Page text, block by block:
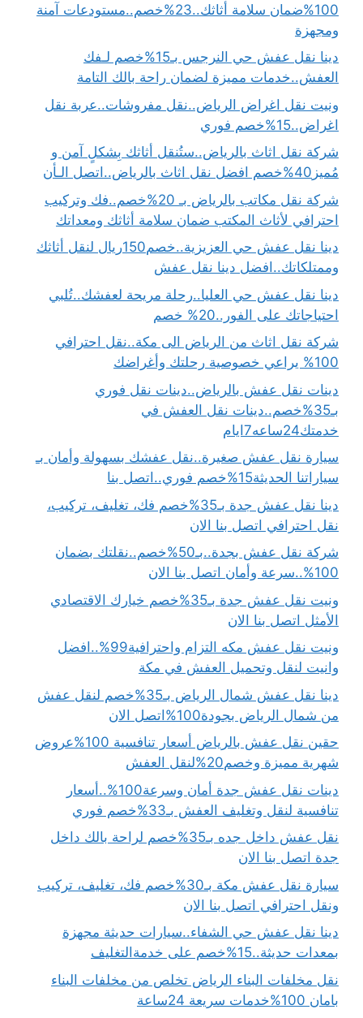
100%ضمان سلامة أثاثك..23%خصم..مستودعات آمنة
ومجهزة
دينا نقل عفش حي النرجس بـ15%خصم لـفك
العفش..خدمات مميزة لضمان راحة بالك التامة
ونيت نقل اغراض الرياض..نقل مفروشات..عربة نقل
اغراض..15%خصم فوري
شركة نقل اثاث بالرياض..ستُنقل أثاثك بِشكلٍ آمن و
مُميز40%خصم افضل نقل اثاث بالرياض..اتصل الـأن
شركة نقل مكاتب بالرياض بـ 20%خصم..فك وتركيب
احترافي لأثاث المكتب ضمان سلامة أثاثك ومعداتك
دينا نقل عفش حي العزيزية..خصم150ريال لنقل أثاثك
وممتلكاتك..افضل دينا نقل عفش
دينا نقل عفش حي العليا..رحلة مريحة لعفشك..تُلبي
احتياجاتك على الفور..20% خصم
شركة نقل اثاث من الرياض الى مكة..نقل احترافي
100% يراعي خصوصية رحلتك وأغراضك
دينات نقل عفش بالرياض..دينات نقل فوري
بـ35%خصم..دينات نقل العفش في
خدمتك24ساعه7ايام
سيارة نقل عفش صغيرة..نقل عفشك بسهولة وأمان بـ
سياراتنا الحديثة15%خصم فوري..اتصل بنا
دينا نقل عفش جدة بـ35%خصم فك، تغليف، تركيب،
نقل احترافي اتصل بنا الان
شركة نقل عفش بجدة..بـ50%خصم..نقلتك بضمان
100%..سرعة وأمان اتصل بنا الان
ونيت نقل عفش جدة بـ35%خصم خيارك الاقتصادي
الأمثل اتصل بنا الان
ونيت نقل عفش مكه التزام واحترافية99%..افضل
وانيت لنقل وتحميل العفش في مكة
دينا نقل عفش شمال الرياض بـ35%خصم لنقل عفش
من شمال الرياض بجودة100%اتصل الان
حقين نقل عفش بالرياض أسعار تنافسية 100%عروض
شهرية مميزة وخصم20%لنقل العفش
دينات نقل عفش جدة أمان وسرعة100%..أسعار
تنافسية لنقل وتغليف العفش بـ33%خصم فوري
نقل عفش داخل جده بـ35%خصم لراحة بالك داخل
جدة اتصل بنا الان
سيارة نقل عفش مكة بـ30%خصم فك، تغليف، تركيب
ونقل احترافي اتصل بنا الان
دينا نقل عفش حي الشفاء..سيارات حديثة مجهزة
بمعدات حديثة..15%خصم على خدمةالتغليف
نقل مخلفات البناء الرياض تخلص من مخلفات البناء
بامان 100%خدمات سريعة 24ساعة